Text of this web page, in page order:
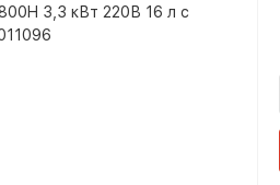
3,3 кВт 220В 16 л с